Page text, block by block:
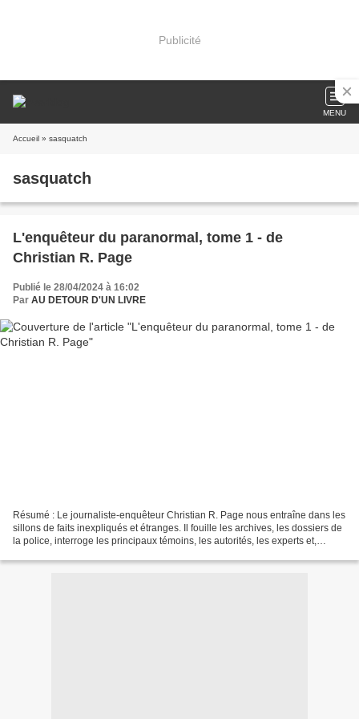
Publicité
MENU
Accueil » sasquatch
sasquatch
L'enquêteur du paranormal, tome 1 - de
Christian R. Page
Publié le 28/04/2024 à 16:02
Par AU DETOUR D'UN LIVRE
Résumé : Le journaliste-enquêteur Christian R. Page nous entraîne dans les
sillons de faits inexpliqués et étranges. Il fouille les archives, les dossiers de
la police, interroge les principaux témoins, les autorités, les experts et,